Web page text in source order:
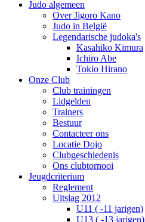
Judo algemeen
Over Jigoro Kano
Judo in België
Legendarische judoka's
Kasahiko Kimura
Ichiro Abe
Tokio Hirano
Onze Club
Club trainingen
Lidgelden
Trainers
Bestuur
Contacteer ons
Locatie Dojo
Clubgeschiedenis
Ons clubtornooi
Jeugdcriterium
Reglement
Uitslag 2012
U11 ( -11 jarigen)
U13 ( -13 jarigen)